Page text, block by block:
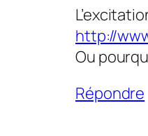
http://
Ou
Répondre